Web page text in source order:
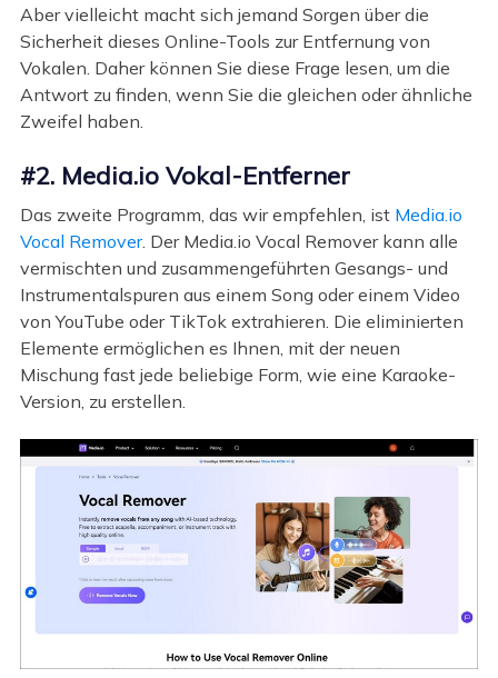
Aber vielleicht macht sich jemand Sorgen über die
Sicherheit dieses Online-Tools zur Entfernung von
Vokalen. Daher können Sie diese Frage lesen, um die
Antwort zu finden, wenn Sie die gleichen oder ähnliche
Zweifel haben.
#2. Media.io Vokal-Entferner
Das zweite Programm, das wir empfehlen, ist Media.io
Vocal Remover. Der Media.io Vocal Remover kann alle
vermischten und zusammengeführten Gesangs- und
Instrumentalspuren aus einem Song oder einem Video
von YouTube oder TikTok extrahieren. Die eliminierten
Elemente ermöglichen es Ihnen, mit der neuen
Mischung fast jede beliebige Form, wie eine Karaoke-
Version, zu erstellen.